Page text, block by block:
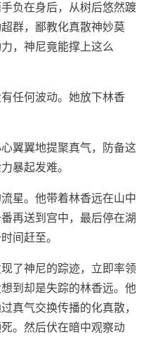
负在身后，从树后悠然踱
群，鄙教化真散神妙莫
，神尼竟能撑上这么
任何波动。她放下林香
翼翼地提聚真气，防备这
暴起发难。
星。他带着林香远在山中
再送到宫中，最后停在湖
间赶至。
了神尼的踪迹，立即率领
到却是失踪的林香远。他
真气交换传播的化真散，
。然后伏在暗中观察动